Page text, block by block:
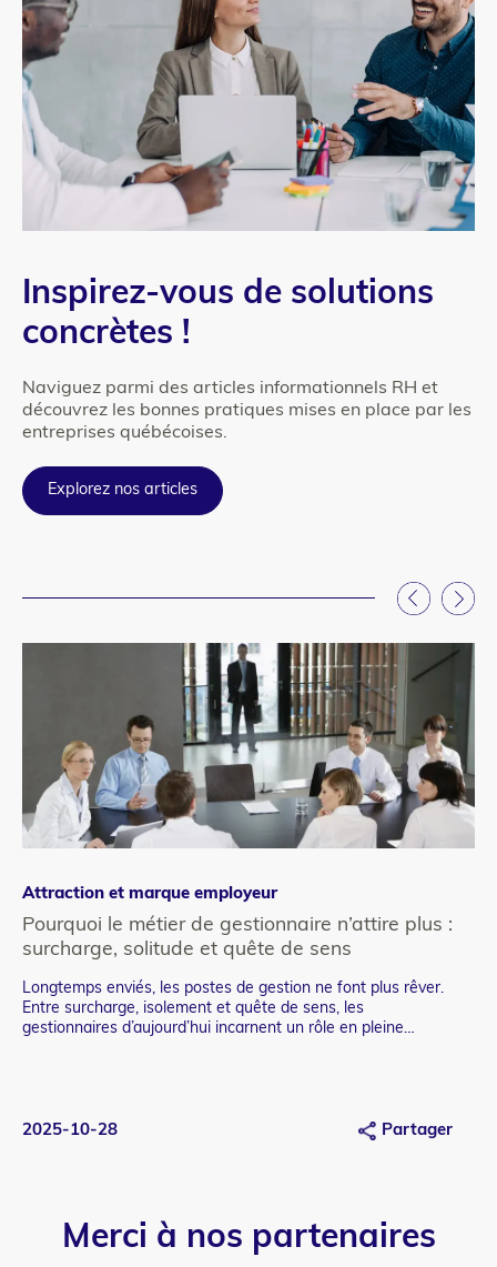
Texte
Inspirez-vous de solutions
concrètes !
Naviguez parmi des articles informationnels RH et
découvrez les bonnes pratiques mises en place par les
entreprises québécoises.
Explorez nos articles
Attraction et marque employeur
Pourquoi le métier de gestionnaire n’attire plus :
surcharge, solitude et quête de sens
Teaser
Longtemps enviés, les postes de gestion ne font plus rêver.
Entre surcharge, isolement et quête de sens, les
gestionnaires d’aujourd’hui incarnent un rôle en pleine
2025-10-28 Partager
Merci à nos partenaires